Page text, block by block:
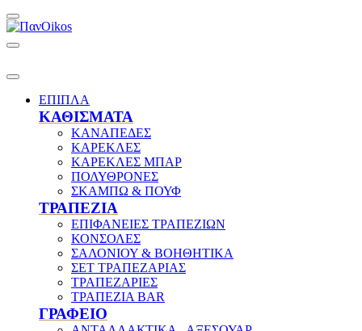
ΕΠΙΠΛΑ
ΚΑΘΙΣΜΑΤΑ
ΚΑΝΑΠΕΔΕΣ
ΚΑΡΕΚΛΕΣ
ΚΑΡΕΚΛΕΣ ΜΠΑΡ
ΠΟΛΥΘΡΟΝΕΣ
ΣΚΑΜΠΩ & ΠΟΥΦ
ΤΡΑΠΕΖΙΑ
ΕΠΙΦΑΝΕΙΕΣ ΤΡΑΠΕΖΙΩΝ
ΚΟΝΣΟΛΕΣ
ΣΑΛΟΝΙΟΥ & ΒΟΗΘΗΤΙΚΑ
ΣΕΤ ΤΡΑΠΕΖΑΡΙΑΣ
ΤΡΑΠΕΖΑΡΙΕΣ
ΤΡΑΠΕΖΙΑ BAR
ΓΡΑΦΕΙΟ